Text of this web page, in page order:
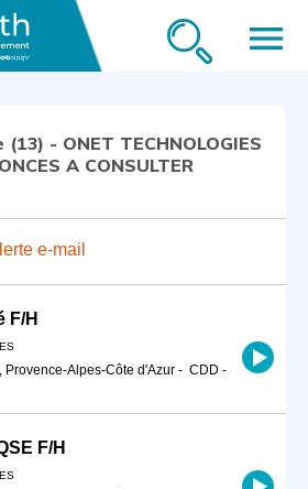
menu
- ONET TECHNOLOGIES
A CONSULTER
e-mail
F/H
Alpes-Côte d'Azur - CDD -
F/H